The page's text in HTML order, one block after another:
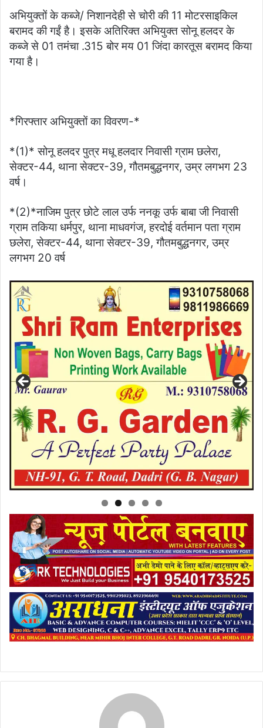
अभियुक्तों के कब्जे/ निशानदेही से चोरी की 11 मोटरसाइकिल
बरामद की गईं है। इसके अतिरिक्त अभियुक्त सोनू हलदर के
कब्जे से 01 तमंचा .315 बोर मय 01 जिंदा कारतूस बरामद किया
गया है।
*गिरफ्तार अभियुक्तों का विवरण-*
*(1)* सोनू हलदर पुत्र मधू हलदार निवासी ग्राम छलेरा,
सेक्टर-44, थाना सेक्टर-39, गौतमबुद्धनगर, उम्र लगभग 23
वर्ष।
*(2)*नाजिम पुत्र छोटे लाल उर्फ ननकू उर्फ बाबा जी निवासी
ग्राम तकिया धर्मपुर, थाना माधवगंज, हरदोई वर्तमान पता ग्राम
छलेरा, सेक्टर-44, थाना सेक्टर-39, गौतमबुद्धनगर, उम्र
लगभग 20 वर्ष